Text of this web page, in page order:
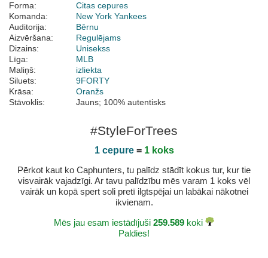
Forma:
Citas cepures
Komanda:
New York Yankees
Auditorija:
Bērnu
Aizvēršana:
Regulējams
Dizains:
Unisekss
Līga:
MLB
Maliņš:
izliekta
Siluets:
9FORTY
Krāsa:
Oranžs
Stāvoklis:
Jauns; 100% autentisks
#StyleForTrees
1 cepure= 1 koks
Pērkot kaut ko Caphunters, tu palīdz stādīt kokus tur, kur tie
visvairāk vajadzīgi. Ar tavu palīdzību mēs varam 1 koks vēl
vairāk un kopā spert soli pretī ilgtspējai un labākai nākotnei
ikvienam.
Mēs jau esam iestādījuši 259.589 koki
Paldies!